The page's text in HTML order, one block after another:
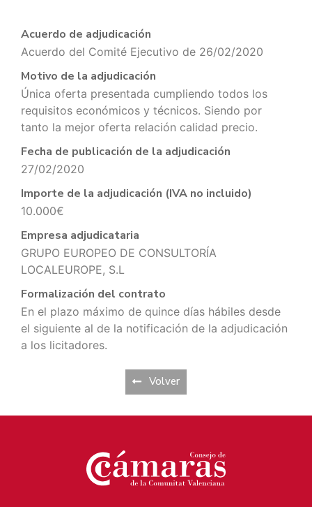
Acuerdo de adjudicación
Acuerdo del Comité Ejecutivo de 26/02/2020
Motivo de la adjudicación
Única oferta presentada cumpliendo todos los
requisitos económicos y técnicos. Siendo por
tanto la mejor oferta relación calidad precio.
Fecha de publicación de la adjudicación
27/02/2020
Importe de la adjudicación (IVA no incluido)
10.000€
Empresa adjudicataria
GRUPO EUROPEO DE CONSULTORÍA
LOCALEUROPE, S.L
Formalización del contrato
En el plazo máximo de quince días hábiles desde
el siguiente al de la notificación de la adjudicación
a los licitadores.
Volver